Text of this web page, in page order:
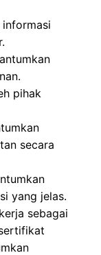
pihak
secara
yang jelas.
sebagai